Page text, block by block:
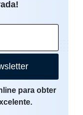
para obter